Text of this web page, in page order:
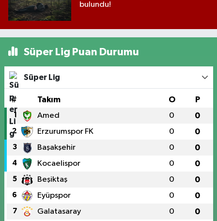
bulundu!
Süper Lig Puan Durumu
Süper Lig
# Takım O P
1 Amed 0 0
2 Erzurumspor FK 0 0
3 Başakşehir 0 0
4 Kocaelispor 0 0
5 Beşiktaş 0 0
6 Eyüpspor 0 0
7 Galatasaray 0 0